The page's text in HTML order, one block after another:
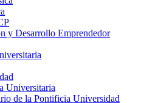
y Desarrollo Emprendedor
Universitaria
de la Pontificia Universidad